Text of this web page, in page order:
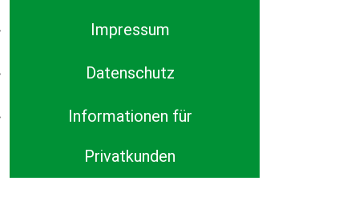
Impressum
Datenschutz
Informationen für
Privatkunden